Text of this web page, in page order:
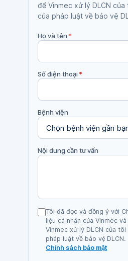
để Vinmec xử lý DLCN
của pháp luật về bảo vệ
Họ và tên*
Số điện thoại*
Bệnh viện
Nội dung cần tư vấn
Tôi đã đọc và đồng ý với
liệu cá nhân của Vinmec
Vinmec xử lý DLCN của
pháp luật về bảo vệ DLCN.
Chính sách bảo mật